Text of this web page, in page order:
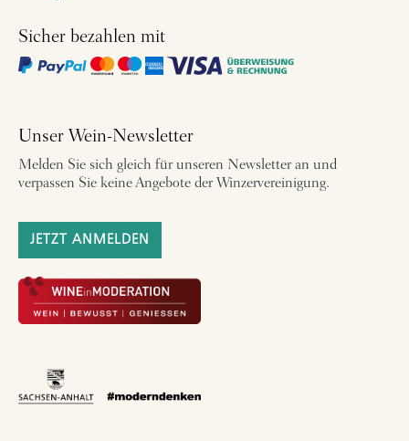
Sicher bezahlen mit
Unser Wein-Newsletter
Melden Sie sich gleich für unseren Newsletter an und
verpassen Sie keine Angebote der Winzervereinigung.
JETZT ANMELDEN